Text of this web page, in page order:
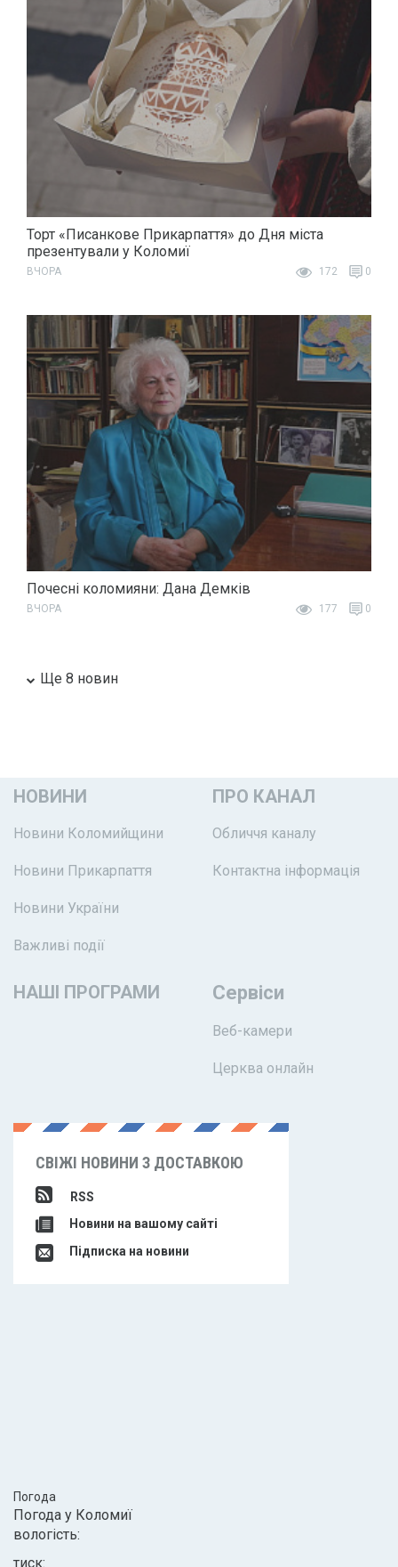
Торт «Писанкове Прикарпаття» до Дня міста
презентували у Коломиї
ВЧОРА 172 0
Почесні коломияни: Дана Демків
ВЧОРА 177 0
Ще 8 новин
НОВИНИ
Новини Коломийщини
Новини Прикарпаття
Новини України
Важливі події
ПРО КАНАЛ
Обличчя каналу
Контактна інформація
НАШІ ПРОГРАМИ Сервіси
Веб-камери
Церква онлайн
СВІЖІ НОВИНИ З ДОСТАВКОЮ
RSS
Новини на вашому сайті
Підписка на новини
Погода
Погода у Коломиї
вологість:
тиск: